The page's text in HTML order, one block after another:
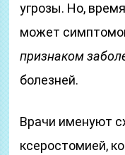
угрозы. Но,
может
признаком
болезней.
Врачи именуют
ксеростомией,